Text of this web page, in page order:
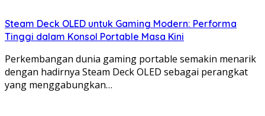
Steam Deck OLED untuk Gaming Modern: Performa
Tinggi dalam Konsol Portable Masa Kini
Perkembangan dunia gaming portable semakin menarik
dengan hadirnya Steam Deck OLED sebagai perangkat
yang menggabungkan…